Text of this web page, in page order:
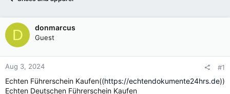
d
a
r
t
r
d
a
D donmarcus
Guest
Aug 3, 2024 #1
Echten Führerschein Kaufen((https://echtendokumente24hrs.de))
Echten Deutschen Führerschein Kaufen